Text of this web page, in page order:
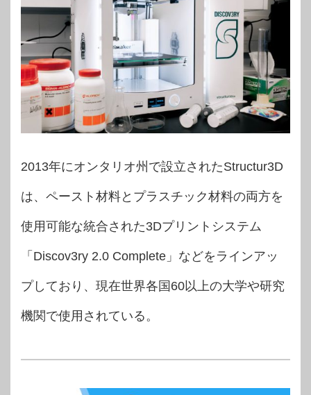
2013年にオンタリオ州で設立されたStructur3D
は、ペースト材料とプラスチック材料の両方を
使用可能な統合された3Dプリントシステム
「Discov3ry 2.0 Complete」などをラインアッ
プしており、現在世界各国60以上の大学や研究
機関で使用されている。